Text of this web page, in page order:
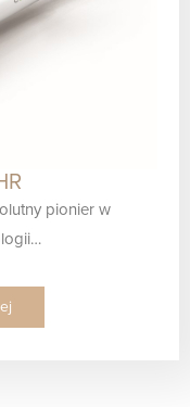
pionier w